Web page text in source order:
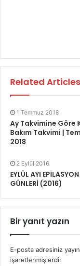
Related Articles
1 Temmuz 2018
Ay Takvimine Göre
Bakım Takvimi |
2018
2 Eylül 2016
EYLÜL AYI EPİLASYON
GÜNLERİ (2016)
Bir yanıt yazın
E-posta adresiniz
işaretlenmişlerdir